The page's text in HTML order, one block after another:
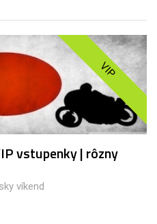
VIP
vstupenky | rôzny
víkend